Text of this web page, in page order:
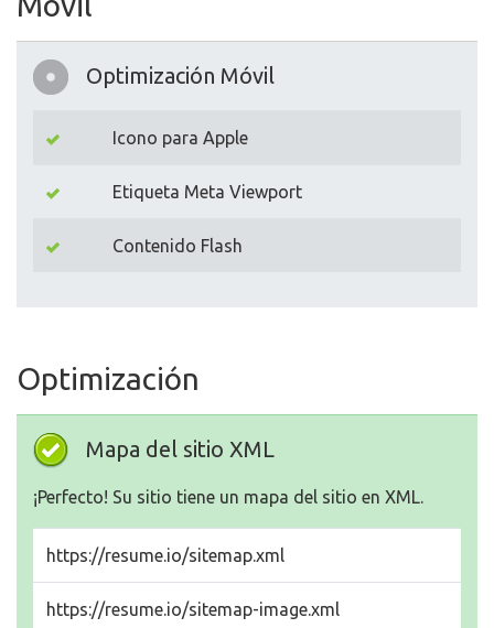
Optimización Móvil
Icono para Apple
Etiqueta Meta Viewport
Contenido Flash
Optimización
Mapa del sitio XML
¡Perfecto! Su sitio tiene un mapa del sitio en XML.
https://resume.io/sitemap.xml
https://resume.io/sitemap-image.xml